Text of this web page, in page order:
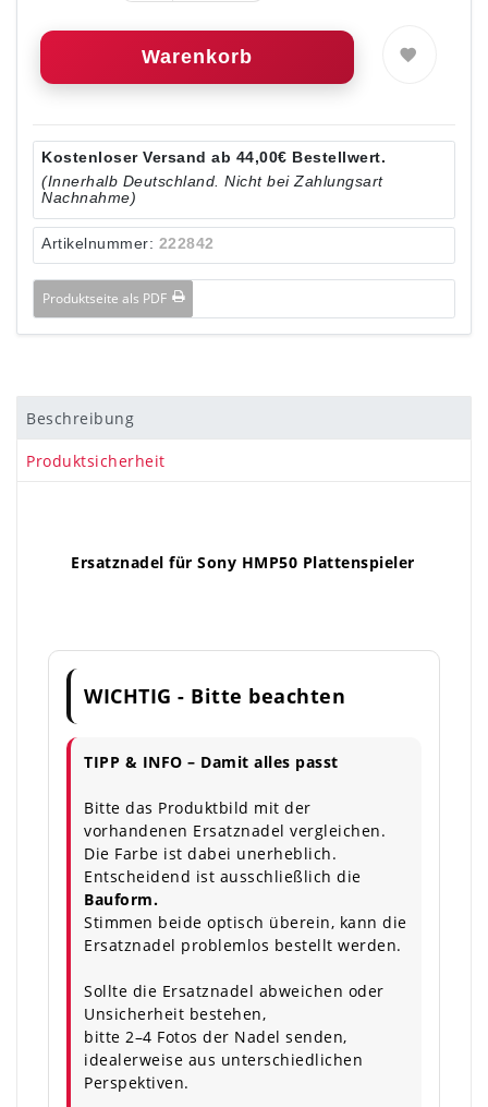
Warenkorb
Kostenloser Versand ab 44,00€ Bestellwert.
(Innerhalb Deutschland. Nicht bei Zahlungsart
Nachnahme)
Artikelnummer: 222842
Produktseite als PDF
Beschreibung
Produktsicherheit
Ersatznadel für Sony HMP50 Plattenspieler
WICHTIG - Bitte beachten
TIPP & INFO – Damit alles passt
Bitte das Produktbild mit der
vorhandenen Ersatznadel vergleichen.
Die Farbe ist dabei unerheblich.
Entscheidend ist ausschließlich die
Bauform.
Stimmen beide optisch überein, kann die
Ersatznadel problemlos bestellt werden.
Sollte die Ersatznadel abweichen oder
Unsicherheit bestehen,
bitte 2–4 Fotos der Nadel senden,
idealerweise aus unterschiedlichen
Perspektiven.